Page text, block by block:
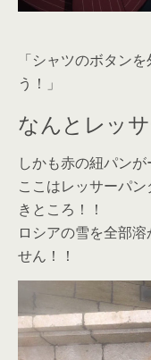
「シャツのボタン
う！」
なんとレッ
しかも赤の紐パンが
ここはレッサーパ
きところ！！
ロシアの雪を全部
せん！！